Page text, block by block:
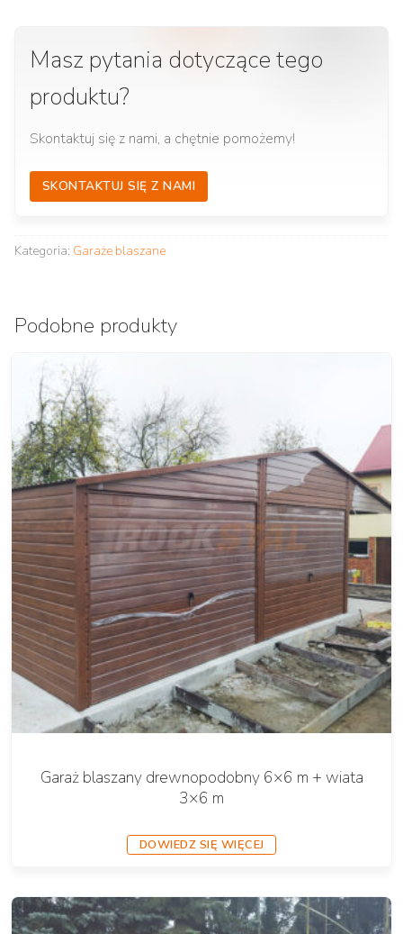
Masz pytania dotyczące tego
produktu?
Skontaktuj się z nami, a chętnie pomożemy!
SKONTAKTUJ SIĘ Z NAMI
Kategoria: Garaże blaszane
Podobne produkty
Garaż blaszany drewnopodobny 6×6 m + wiata
3×6 m
DOWIEDZ SIĘ WIĘCEJ